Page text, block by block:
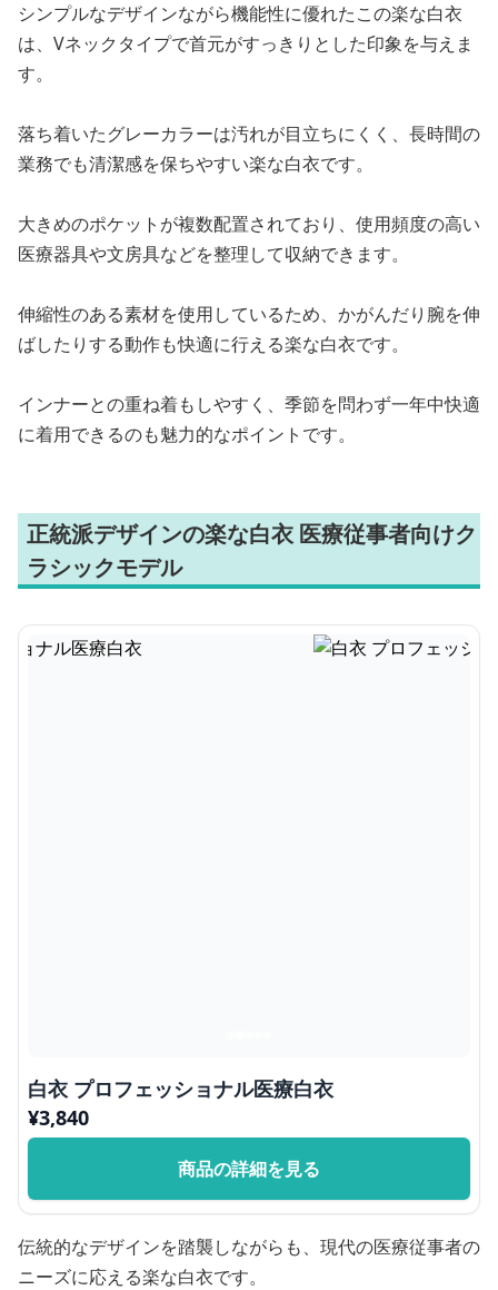
シンプルなデザインながら機能性に優れたこの楽な白衣
は、Vネックタイプで首元がすっきりとした印象を与えま
す。
落ち着いたグレーカラーは汚れが目立ちにくく、長時間の
業務でも清潔感を保ちやすい楽な白衣です。
大きめのポケットが複数配置されており、使用頻度の高い
医療器具や文房具などを整理して収納できます。
伸縮性のある素材を使用しているため、かがんだり腕を伸
ばしたりする動作も快適に行える楽な白衣です。
インナーとの重ね着もしやすく、季節を問わず一年中快適
に着用できるのも魅力的なポイントです。
正統派デザインの楽な白衣 医療従事者向けク
ラシックモデル
白衣 プロフェッショナル医療白衣
¥3,840
商品の詳細を見る
伝統的なデザインを踏襲しながらも、現代の医療従事者の
ニーズに応える楽な白衣です。